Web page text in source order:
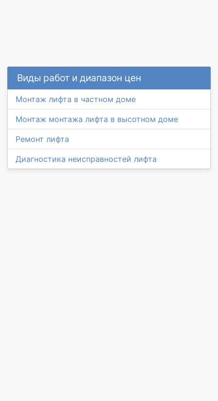
Виды работ и диапазон цен
Монтаж лифта в частном доме
Монтаж монтажа лифта в высотном доме
Ремонт лифта
Диагностика неисправностей лифта